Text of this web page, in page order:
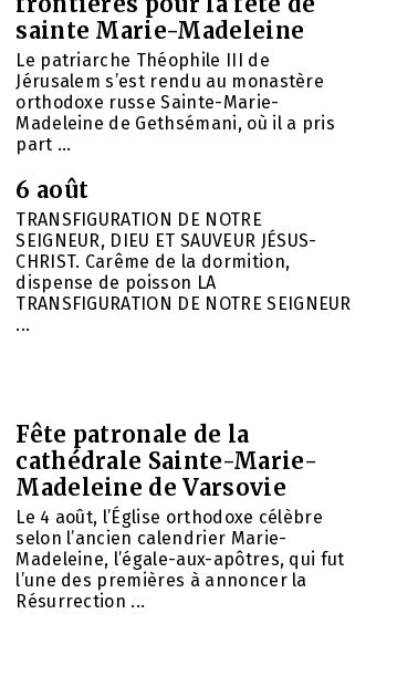
sainte Marie-Madeleine
Le patriarche Théophile III de
Jérusalem s’est rendu au monastère
orthodoxe russe Sainte-Marie-
Madeleine de Gethsémani, où il a pris
part ...
6 août
TRANSFIGURATION DE NOTRE
SEIGNEUR, DIEU ET SAUVEUR JÉSUS-
CHRIST. Carême de la dormition,
dispense de poisson LA
TRANSFIGURATION DE NOTRE SEIGNEUR
...
Fête patronale de la
cathédrale Sainte-Marie-
Madeleine de Varsovie
Le 4 août, l’Église orthodoxe célèbre
selon l’ancien calendrier Marie-
Madeleine, l’égale-aux-apôtres, qui fut
l’une des premières à annoncer la
Résurrection ...